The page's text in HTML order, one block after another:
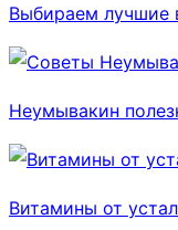
Выбираем лучшие
Неумывакин
Витамины от